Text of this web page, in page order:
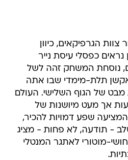
צוות הגרפיקאים, כיוון
נראים כפסלי עיסת נייר
נוסחת המשחק זהה לשל
תלת-מימדי שבו אתה
מבט של הגוף השלישי. העולם
אך מעט מיושנות של
שפע דמויות להכיר,
- תודעה, לא פחות - מציג
חושי-מוטורי לאתגר המנטלי